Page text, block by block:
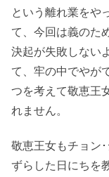
という離れ業をや
て、今回は義のた
決起が失敗しない
て、牢の中でやが
つを考えて敬恵王
れません。
敬恵王女もチョン
ずらした日にちを